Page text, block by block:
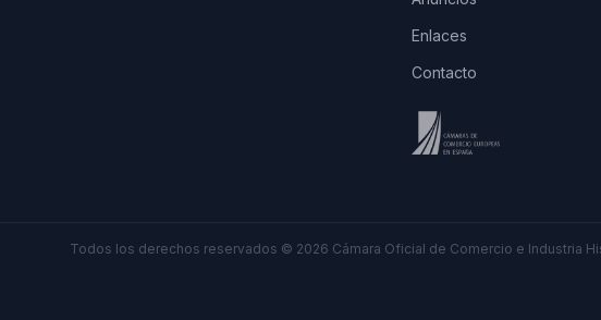
Enlaces
Contacto
Todos los derechos reservados © 2026 Cámara Oficial de Comercio e Industria